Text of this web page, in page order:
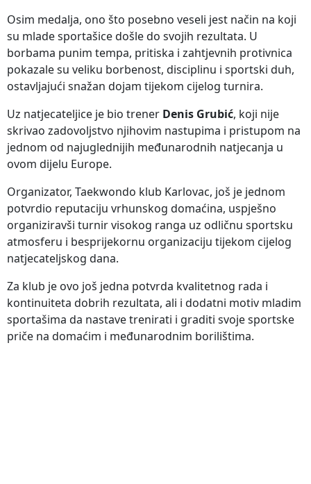
Osim medalja, ono što posebno veseli jest način na koji
su mlade sportašice došle do svojih rezultata. U
borbama punim tempa, pritiska i zahtjevnih protivnica
pokazale su veliku borbenost, disciplinu i sportski duh,
ostavljajući snažan dojam tijekom cijelog turnira.
Uz natjecateljice je bio trener Denis Grubić, koji nije
skrivao zadovoljstvo njihovim nastupima i pristupom na
jednom od najuglednijih međunarodnih natjecanja u
ovom dijelu Europe.
Organizator, Taekwondo klub Karlovac, još je jednom
potvrdio reputaciju vrhunskog domaćina, uspješno
organiziravši turnir visokog ranga uz odličnu sportsku
atmosferu i besprijekornu organizaciju tijekom cijelog
natjecateljskog dana.
Za klub je ovo još jedna potvrda kvalitetnog rada i
kontinuiteta dobrih rezultata, ali i dodatni motiv mladim
sportašima da nastave trenirati i graditi svoje sportske
priče na domaćim i međunarodnim borilištima.